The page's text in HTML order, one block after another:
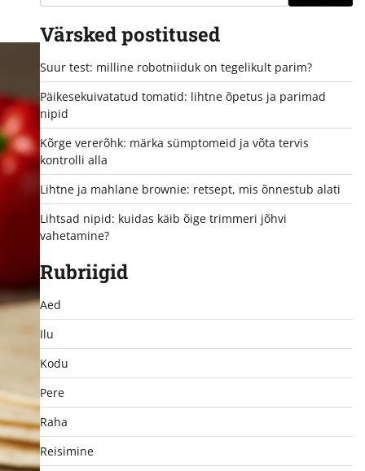
Värsked postitused
Suur test: milline robotniiduk on tegelikult parim?
Päikesekuivatatud tomatid: lihtne õpetus ja parimad
nipid
Kõrge vererõhk: märka sümptomeid ja võta tervis
kontrolli alla
Lihtne ja mahlane brownie: retsept, mis õnnestub alati
Lihtsad nipid: kuidas käib õige trimmeri jõhvi
vahetamine?
Rubriigid
Aed
Ilu
Kodu
Pere
Raha
Reisimine